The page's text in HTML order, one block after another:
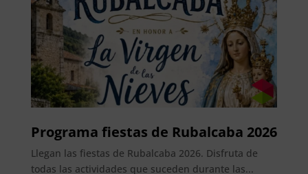
Programa fiestas de Rubalcaba 2026
Llegan las fiestas de Rubalcaba 2026. Disfruta de
todas las actividades que suceden durante las...